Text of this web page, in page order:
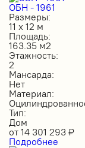
ОБН - 1961
Размеры:
11 х 12 м
Площадь:
163.35 м2
Этажность:
2
Мансарда:
Нет
Материал:
Тип:
Дом
от 14 301 293 ₽
Подробнее